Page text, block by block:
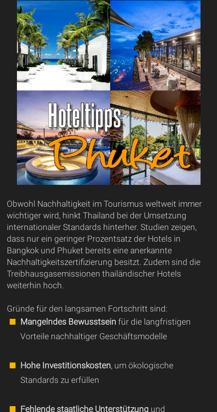
Obwohl Nachhaltigkeit im Tourismus weltweit immer
wichtiger wird, hinkt Thailand bei der Umsetzung
internationaler Standards hinterher. Studien zeigen,
dass nur ein geringer Prozentsatz der Hotels in
Bangkok und Phuket bereits eine anerkannte
Nachhaltigkeitszertifizierung besitzt. Zudem sind die
Treibhausgasemissionen thailändischer Hotels
weiterhin hoch.
Gründe für den langsamen Fortschritt sind:
Mangelndes Bewusstsein für die langfristigen
Vorteile nachhaltiger Geschäftsmodelle
Hohe Investitionskosten, um ökologische
Standards zu erfüllen
Fehlende staatliche Unterstützung und